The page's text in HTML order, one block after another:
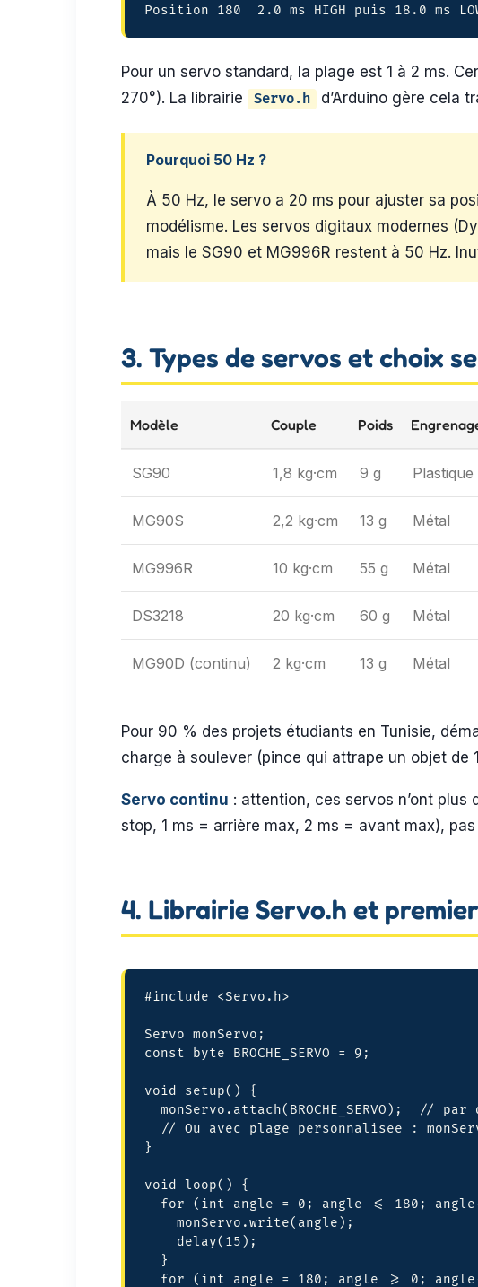
Position 180  2.0 ms HIGH puis 18.0 ms
Pour un servo standard, la plage est 1 à 2 ms.
270°). La librairie
Servo.h d’Arduino gère cela
Pourquoi 50 Hz ?
À 50 Hz, le servo a 20 ms pour ajuster sa
modélisme. Les servos digitaux modernes
mais le SG90 et MG996R restent à 50 Hz.
3. Types de servos et choix
Modèle Couple Poids
SG90 1,8 kg·cm 9 g Plastique
MG90S 2,2 kg·cm 13 g Métal
MG996R 10 kg·cm 55 g Métal
DS3218 20 kg·cm 60 g Métal
MG90D (continu) 2 kg·cm 13 g Métal
Pour 90 % des projets étudiants en Tunisie,
charge à soulever (pince qui attrape un objet de
Servo continu : attention, ces servos n’ont
stop, 1 ms = arrière max, 2 ms = avant max),
4. Librairie Servo.h et
#include <Servo.h>
Servo monServo;
const byte BROCHE_SERVO = 9;
void setup() {
monServo.attach(BROCHE_SERVO);  // par
// Ou avec plage personnalisee :
}
void loop() {
for (int angle = 0; angle <= 180;
    monServo.write(angle);
    delay(15);
  }
for (int angle = 180; angle >= 0;